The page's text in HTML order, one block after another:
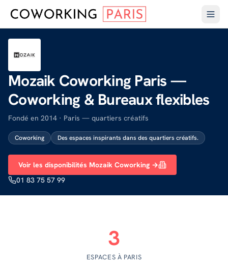
Mozaik Coworking Paris —
Coworking & Bureaux flexibles
Fondé en 2014 · Paris — quartiers créatifs
Coworking Des espaces inspirants dans des quartiers créatifs.
Voir les disponibilités Mozaik Coworking →
01 83 75 57 99
3
ESPACES À PARIS